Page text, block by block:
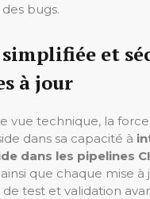
bugs.
et
à jour
vue technique, la
dans sa capacité à
dans les pipelines
que chaque mise à
test et validation